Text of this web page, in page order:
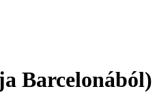
Barcelonából)